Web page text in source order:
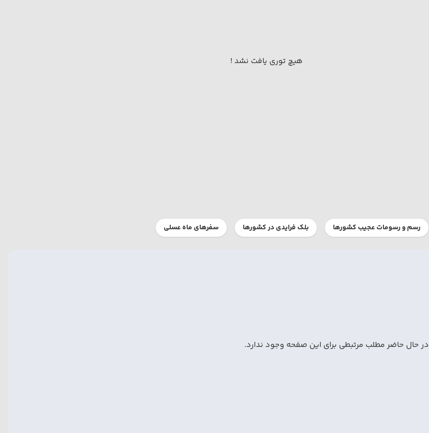
هیچ توری یافت نشد !
رسم و رسومات عجیب کشورها بلک فرایدی در کشورها سفرهای ماه عسلی
در حال حاضر مطلب مرتبطی برای این صفحه وجود ندارد.